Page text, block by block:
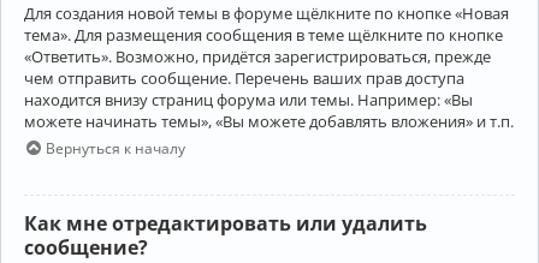
Для создания новой темы в форуме щёлкните по кнопке «Новая
тема». Для размещения сообщения в теме щёлкните по кнопке
«Ответить». Возможно, придётся зарегистрироваться, прежде
чем отправить сообщение. Перечень ваших прав доступа
находится внизу страниц форума или темы. Например: «Вы
можете начинать темы», «Вы можете добавлять вложения» и т.п.
Вернуться к началу
Как мне отредактировать или удалить
сообщение?